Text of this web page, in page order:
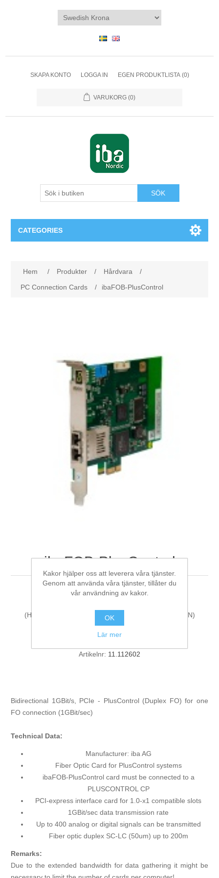
SKAPA KONTO LOGGA IN EGEN PRODUKTLISTA (0)
VARUKORG (0)
SÖK
CATEGORIES
Felsökning
Elkvalitetsmätning
Tillståndsövervakning
Temperaturmätning
Produkter
Hem / Produkter / Hårdvara
/
PC Connection Cards
/ ibaFOB-PlusControl
ibaFOB-PlusControl
Process coupling: Fiber optic board
(HarmonizedCode:84733020, ECCN:N, LKZ:DE, AG:N)
Tillverkare: iba AG
Artikelnr: 11.112602
Bidirectional 1GBit/s, PCIe - PlusControl (Duplex FO) for one
FO connection (1GBit/sec)
Technical Data:
Manufacturer: iba AG
Fiber Optic Card for PlusControl systems
ibaFOB-PlusControl card must be connected to a
PLUSCONTROL CP
PCI-express interface card for 1.0-x1 compatible slots
1GBit/sec data transmission rate
Up to 400 analog or digital signals can be transmitted
Fiber optic duplex SC-LC (50um) up to 200m
Remarks:
Due to the extended bandwidth for data gathering it might be
Kakor hjälper oss att leverera våra tjänster.
Genom att använda våra tjänster, tillåter du
vår användning av kakor.
OK
Lär mer